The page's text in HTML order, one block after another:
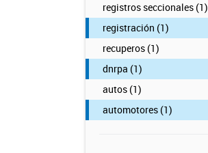
registros seccionales (1)
registración (1)
recuperos (1)
dnrpa (1)
autos (1)
automotores (1)